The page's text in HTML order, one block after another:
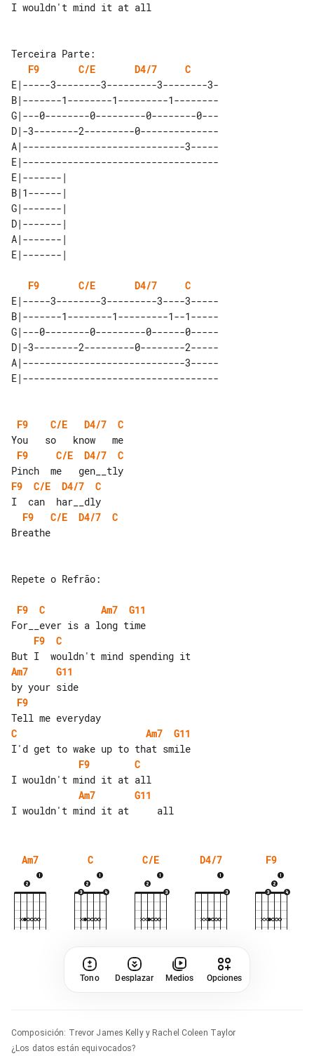
I wouldn't mind it at all
F9
C/E D4/7
C
E|-----3--------3---------3--------3-
B|-------1--------1---------1--------
G|---0--------0---------0--------0---
D|-3--------2---------0--------------
A|-----------------------------3-----
E|-----------------------------------
E|-------|
B|1------|
G|-------|
D|-------|
A|-------|
F9 C/E D4/7
C
E|-----3--------3---------3----3-----
B|-------1--------1---------1--1-----
G|---0--------0---------0------0-----
D|-3--------2---------0--------2-----
A|-----------------------------3-----
F9 C/E D4/7
C
F9
C/E D4/7
C
F9
C/E D4/7
C
F9
C/E D4/7
C
Breathe
Repete o Refrão:
F9 C Am7
G11
F9
C
Am7
G11
F9
C
Am7
G11
F9
C
Am7
G11
Am7 C C/E D4/7 F9
Tono Desplazar Medios Opciones
Composición: Trevor James Kelly y Rachel Coleen Taylor
¿Los datos están equivocados?